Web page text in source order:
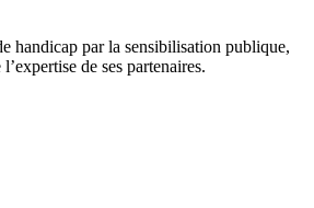
handicap par la sensibilisation publique,
de ses partenaires.